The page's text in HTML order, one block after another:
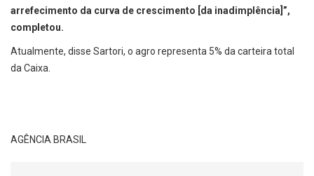
arrefecimento da curva de crescimento [da inadimplência]”,
completou.
Atualmente, disse Sartori, o agro representa 5% da carteira total
da Caixa.
AGÊNCIA BRASIL